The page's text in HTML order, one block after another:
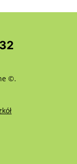
©.
otwiera się w